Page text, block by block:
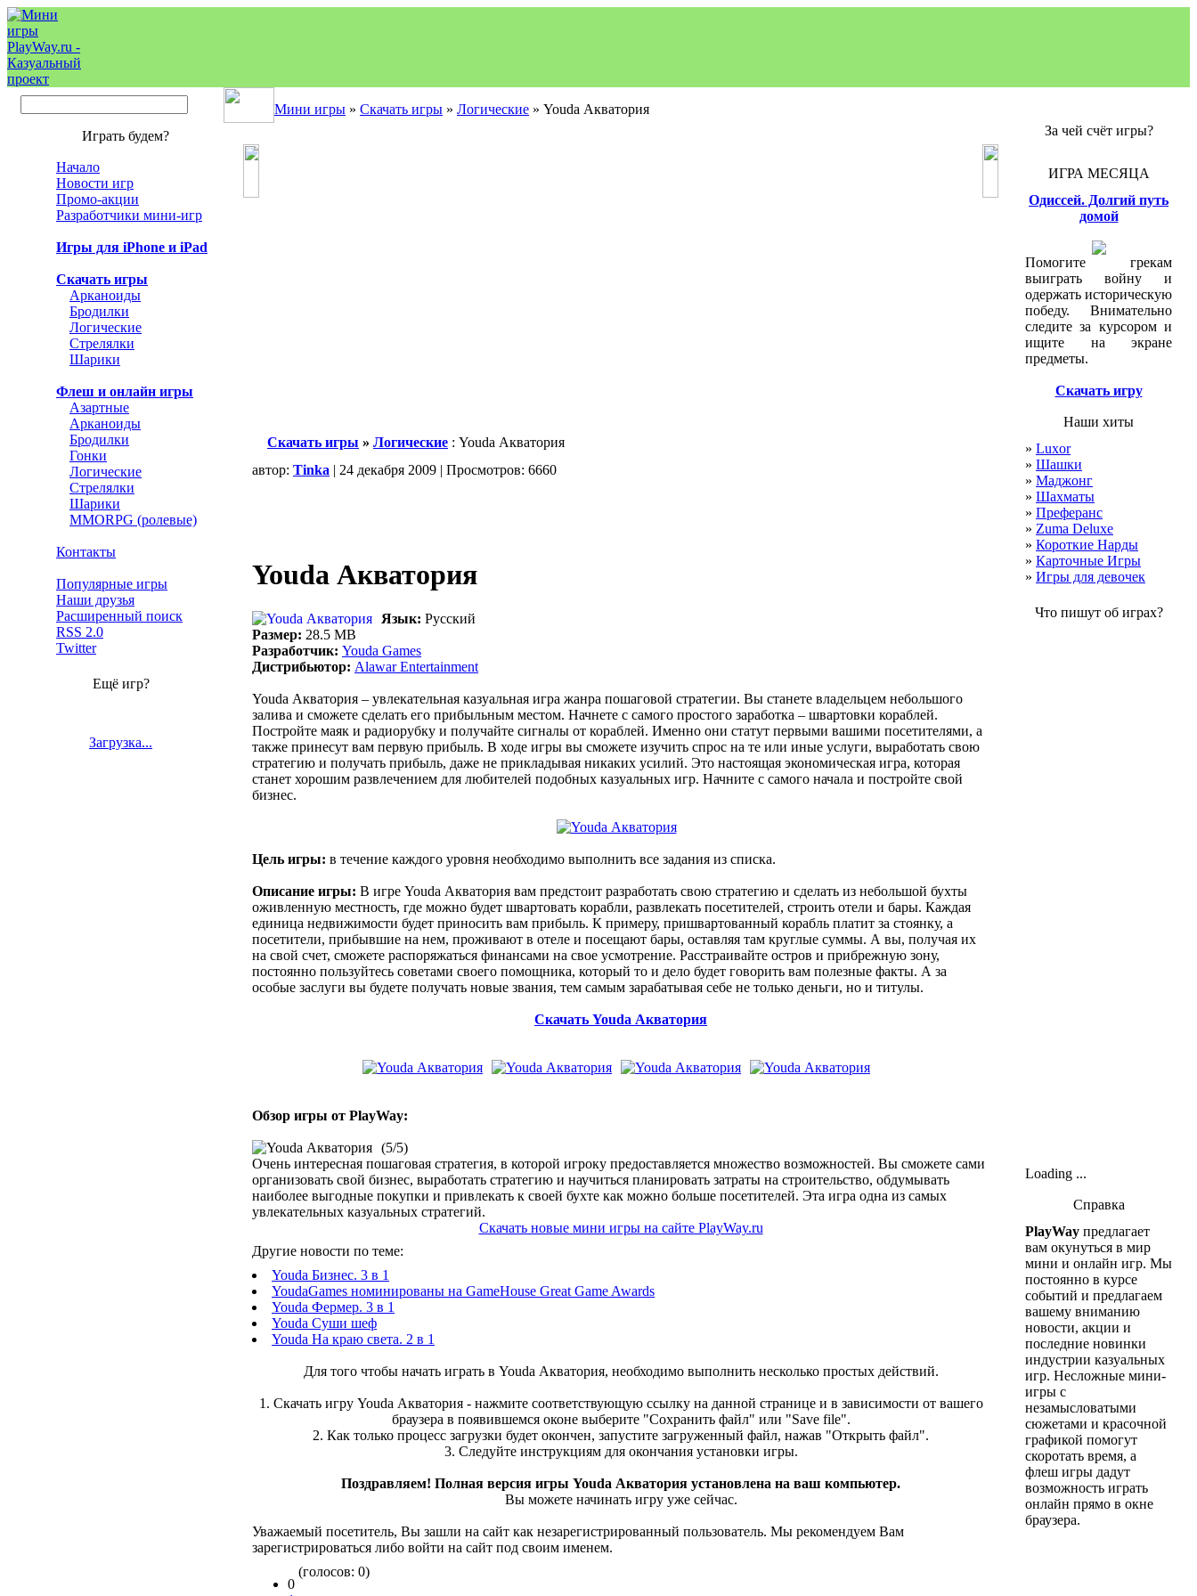
Мини игры » Скачать игры » Логические » Youda Акватория
Играть будем?
Начало
Новости игр
Промо-акции
Разработчики мини-игр
Игры для iPhone и iPad
Скачать игры
Арканоиды
Бродилки
Логические
Стрелялки
Шарики
Флеш и онлайн игры
Азартные
Арканоиды
Бродилки
Гонки
Логические
Стрелялки
Шарики
MMORPG (ролевые)
Контакты
Популярные игры
Наши друзья
Расширенный поиск
RSS 2.0
Twitter
Ещё игр?
Загрузка...
Скачать игры » Логические : Youda Акватория
автор: Tinka | 24 декабря 2009 | Просмотров: 6660
Youda Акватория
Язык: Русский
Размер: 28.5 MB
Разработчик: Youda Games
Дистрибьютор: Alawar Entertainment
Youda Акватория – увлекательная казуальная игра жанра пошаговой стратегии. Вы станете владельцем небольшого
залива и сможете сделать его прибыльным местом. Начнете с самого простого заработка – швартовки кораблей.
Постройте маяк и радиорубку и получайте сигналы от кораблей. Именно они статут первыми вашими посетителями, а
также принесут вам первую прибыль. В ходе игры вы сможете изучить спрос на те или иные услуги, выработать свою
стратегию и получать прибыль, даже не прикладывая никаких усилий. Это настоящая экономическая игра, которая
станет хорошим развлечением для любителей подобных казуальных игр. Начните с самого начала и постройте свой
бизнес.
Цель игры: в течение каждого уровня необходимо выполнить все задания из списка.
Описание игры: В игре Youda Акватория вам предстоит разработать свою стратегию и сделать из небольшой бухты
оживленную местность, где можно будет швартовать корабли, развлекать посетителей, строить отели и бары. Каждая
единица недвижимости будет приносить вам прибыль. К примеру, пришвартованный корабль платит за стоянку, а
посетители, прибывшие на нем, проживают в отеле и посещают бары, оставляя там круглые суммы. А вы, получая их
на свой счет, сможете распоряжаться финансами на свое усмотрение. Расстраивайте остров и прибрежную зону,
постоянно пользуйтесь советами своего помощника, который то и дело будет говорить вам полезные факты. А за
особые заслуги вы будете получать новые звания, тем самым зарабатывая себе не только деньги, но и титулы.
Скачать Youda Акватория
Обзор игры от PlayWay:
(5/5)
Очень интересная пошаговая стратегия, в которой игроку предоставляется множество возможностей. Вы сможете сами
организовать свой бизнес, выработать стратегию и научиться планировать затраты на строительство, обдумывать
наиболее выгодные покупки и привлекать к своей бухте как можно больше посетителей. Эта игра одна из самых
увлекательных казуальных стратегий.
Скачать новые мини игры на сайте PlayWay.ru
Другие новости по теме:
Youda Бизнес. 3 в 1
YoudaGames номинированы на GameHouse Great Game Awards
Youda Фермер. 3 в 1
Youda Суши шеф
Youda На краю света. 2 в 1
Для того чтобы начать играть в Youda Акватория, необходимо выполнить несколько простых действий.
1. Скачать игру Youda Акватория - нажмите соответствующую ссылку на данной странице и в зависимости от вашего
браузера в появившемся оконе выберите "Сохранить файл" или "Save file".
2. Как только процесс загрузки будет окончен, запустите загруженный файл, нажав "Открыть файл".
3. Следуйте инструкциям для окончания установки игры.
Поздравляем! Полная версия игры Youda Акватория установлена на ваш компьютер.
Вы можете начинать игру уже сейчас.
Уважаемый посетитель, Вы зашли на сайт как незарегистрированный пользователь. Мы рекомендуем Вам
зарегистрироваться либо войти на сайт под своим именем.
0
(голосов: 0)
За чей счёт игры?
ИГРА МЕСЯЦА
Одиссей. Долгий путь
домой
Помогите грекам
выиграть войну и
одержать историческую
победу. Внимательно
следите за курсором и
ищите на экране
предметы.
Скачать игру
Наши хиты
» Luxor
» Шашки
» Маджонг
» Шахматы
» Преферанс
» Zuma Deluxe
» Короткие Нарды
» Карточные Игры
» Игры для девочек
Что пишут об играх?
Loading ...
Справка
PlayWay предлагает
вам окунуться в мир
мини и онлайн игр. Мы
постоянно в курсе
событий и предлагаем
вашему вниманию
новости, акции и
последние новинки
индустрии казуальных
игр. Несложные мини-
игры с
незамысловатыми
сюжетами и красочной
графикой помогут
скоротать время, а
флеш игры дадут
возможность играть
онлайн прямо в окне
браузера.